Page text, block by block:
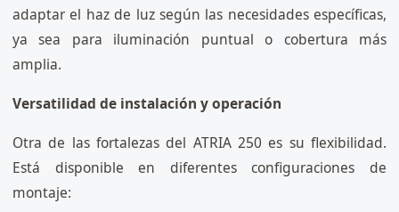
adaptar el haz de luz según las necesidades específicas,
ya sea para iluminación puntual o cobertura más
amplia.
Versatilidad de instalación y operación
Otra de las fortalezas del ATRIA 250 es su flexibilidad.
Está disponible en diferentes configuraciones de
montaje: